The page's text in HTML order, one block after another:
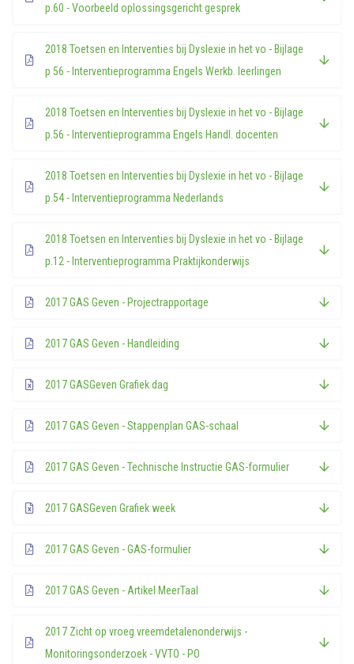
p.60 - Voorbeeld oplossingsgericht gesprek
2018 Toetsen en Interventies bij Dyslexie in het vo - Bijlage
p 56 - Interventieprogramma Engels Werkb. leerlingen
2018 Toetsen en Interventies bij Dyslexie in het vo - Bijlage
p.56 - Interventieprogramma Engels Handl. docenten
2018 Toetsen en Interventies bij Dyslexie in het vo - Bijlage
p.54 - Interventieprogramma Nederlands
2018 Toetsen en Interventies bij Dyslexie in het vo - Bijlage
p.12 - Interventieprogramma Praktijkonderwijs
2017 GAS Geven - Projectrapportage
2017 GAS Geven - Handleiding
2017 GASGeven Grafiek dag
2017 GAS Geven - Stappenplan GAS-schaal
2017 GAS Geven - Technische Instructie GAS-formulier
2017 GASGeven Grafiek week
2017 GAS Geven - GAS-formulier
2017 GAS Geven - Artikel MeerTaal
2017 Zicht op vroeg vreemdetalenonderwijs -
Monitoringsonderzoek - VVTO - PO